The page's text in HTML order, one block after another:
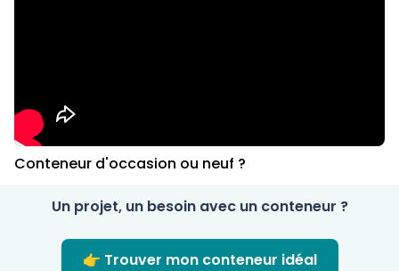
Conteneur d'occasion ou neuf ?
Un projet, un besoin avec un conteneur ?
👉 Trouver mon conteneur idéal